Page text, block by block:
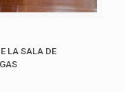
LA SALA DE